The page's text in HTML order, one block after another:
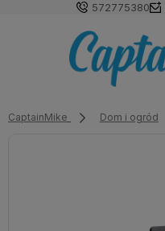
572775380
CaptainMike Dom i ogród